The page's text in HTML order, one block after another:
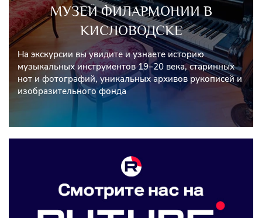
МУЗЕЙ ФИЛАРМОНИИ В
КИСЛОВОДСКЕ
На экскурсии вы увидите и узнаете историю
музыкальных инструментов 19–20 века, старинных
нот и фотографий, уникальных архивов рукописей и
изобразительного фонда